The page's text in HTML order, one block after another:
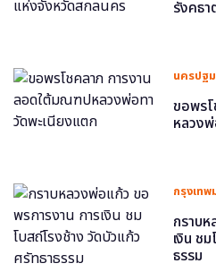
รังคธ
นครปฐม
ขอพร
หลวง
กรุงเท
กราบ
เงิน ช
ธรรม